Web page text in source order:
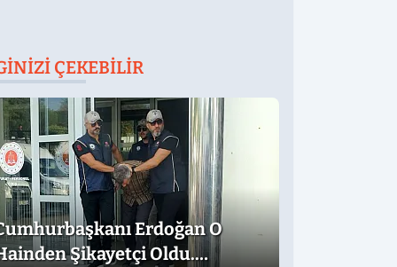
ÇEKEBILIR
Erdoğan O
Şikayetçi Oldu.